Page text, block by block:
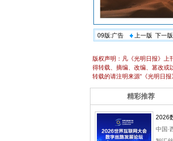
09版:广告 上一版 下一版